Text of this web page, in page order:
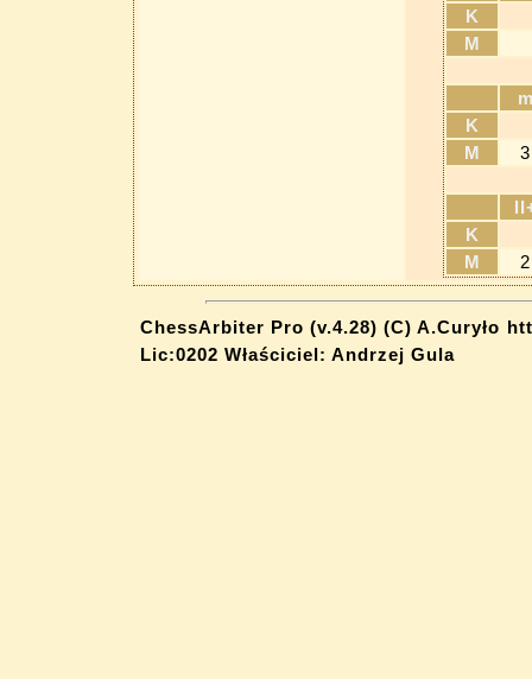
K
M
K
M
3
K
M
2
ChessArbiter Pro (v.4.28) (C) A.Curyło
Lic:0202 Właściciel: Andrzej Gula